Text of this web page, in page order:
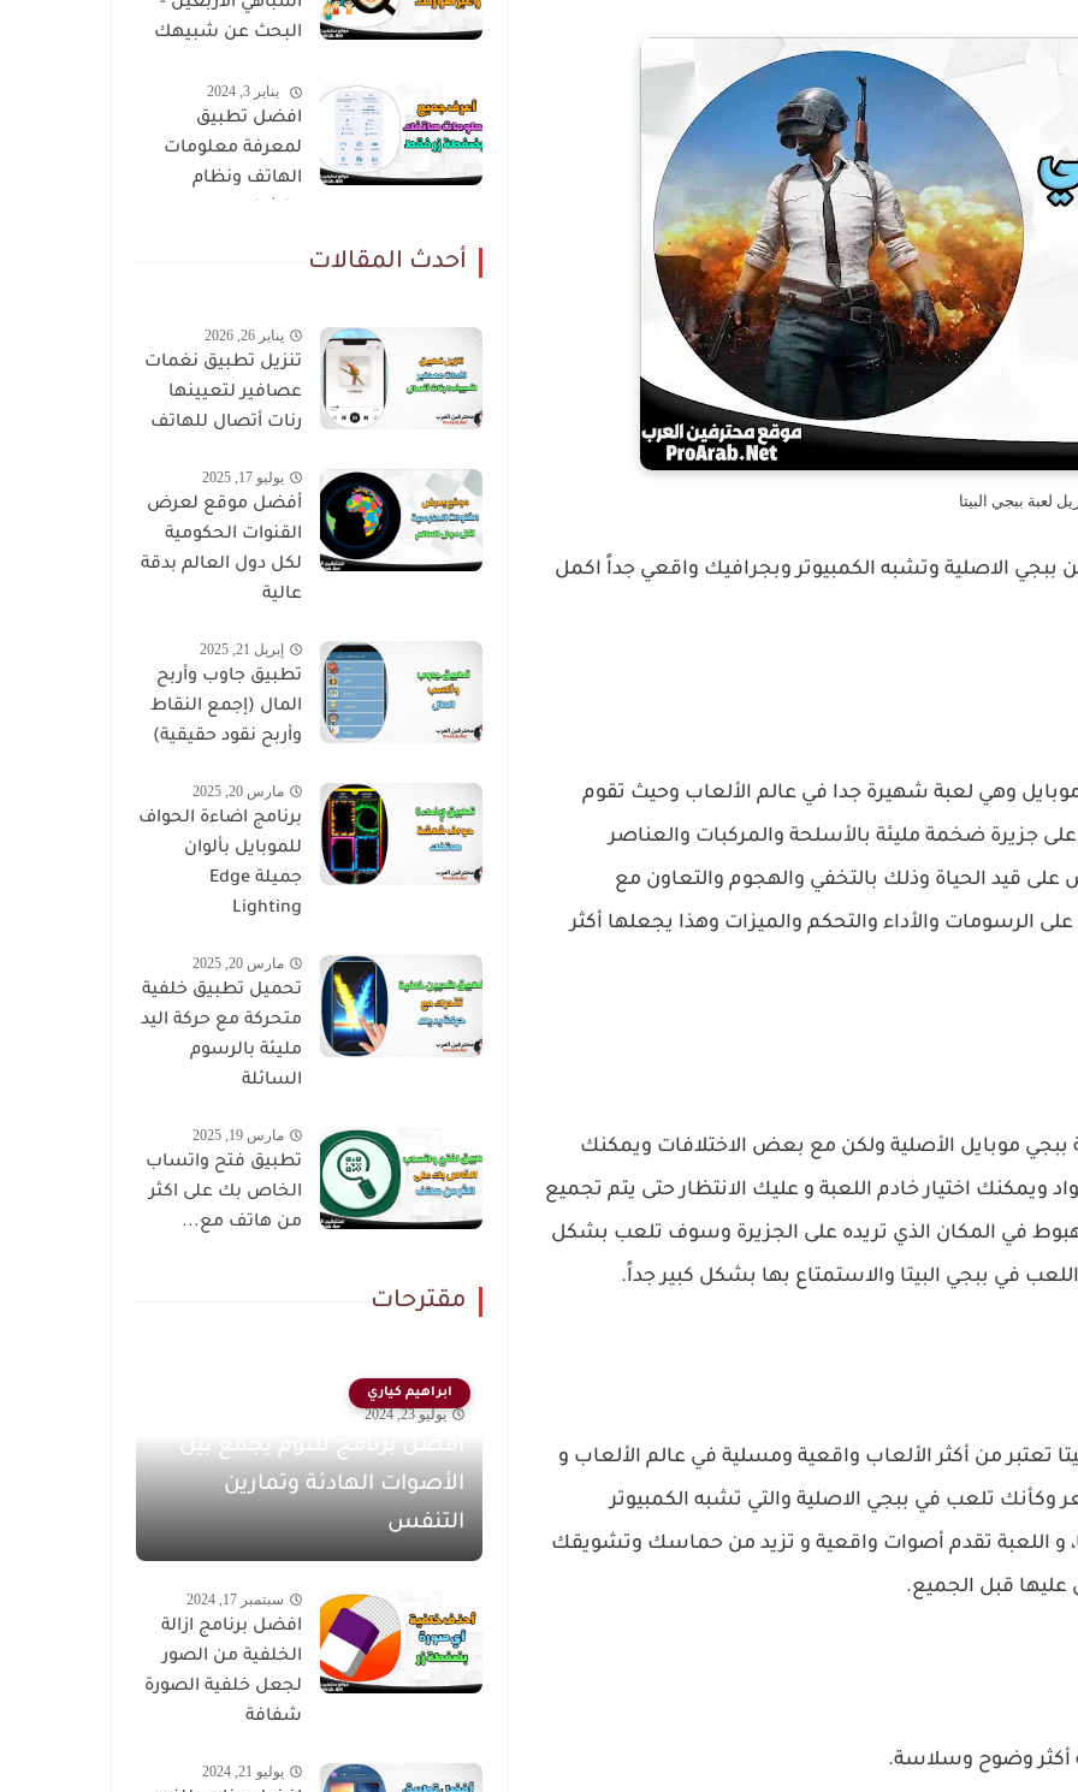
لعبة ببجي البيتا
ببجي الاصلية وتشبه الكمبيوتر وبجرافيك واقعي جداً اكمل
وهي لعبة شهيرة جدا في عالم الألعاب وحيث تقوم
ملحمية ضد 99 لاعبا آخرين على جزيرة ضخمة مليئة بالأسلحة والمركبات والعناصر
قيد الحياة وذلك بالتخفي والهجوم والتعاون مع
الرسومات والأداء والتحكم والميزات وهذا يجعلها أكثر
موبايل الأصلية ولكن مع بعض الاختلافات ويمكنك
ويمكنك اختيار خادم اللعبة و عليك الانتظار حتى يتم تجميع
في المكان الذي تريده على الجزيرة وسوف تلعب بشكل
في ببجي البيتا والاستمتاع بها بشكل كبير جداً.
تعتبر من أكثر الألعاب واقعية ومسلية في عالم الألعاب و
تلعب في ببجي الاصلية والتي تشبه الكمبيوتر
، و اللعبة تقدم أصوات واقعية و تزيد من حماسك وتشويقك
قبل الجميع.
أكثر وضوح وسلاسة.
البحث عن شبيهك
يناير 3, 2024
افضل تطبيق
لمعرفة معلومات
الهاتف ونظام
أحدث المقالات
يناير 26, 2026
تنزيل تطبيق نغمات
عصافير لتعيينها
رنات أتصال للهاتف
يوليو 17, 2025
أفضل موقع لعرض
القنوات الحكومية
لكل دول العالم بدقة
عالية
إبريل 21, 2025
تطبيق جاوب وأربح
المال (إجمع النقاط
وأربح نقود حقيقية)
مارس 20, 2025
برنامج اضاءة الحواف
للموبايل بألوان
جميلة Edge
Lighting
مارس 20, 2025
تحميل تطبيق خلفية
متحركة مع حركة اليد
مليئة بالرسوم
السائلة
مارس 19, 2025
تطبيق فتح واتساب
الخاص بك على اكثر
من هاتف مع...
مقترحات
ابراهيم كياري
يوليو 23, 2024
افضل برنامج للنوم يجمع بين
الأصوات الهادئة وتمارين
التنفس
سبتمبر 17, 2024
افضل برنامج ازالة
الخلفية من الصور
لجعل خلفية الصورة
شفافة
يوليو 21, 2024